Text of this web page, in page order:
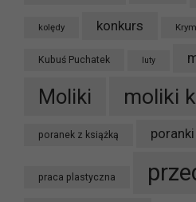
kolędy konkurs
Kubuś Puchatek luty
Moliki moliki
poranek z książką
praca plastyczna